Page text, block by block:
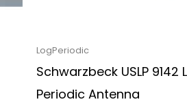
LogPeriodic
Schwarzbeck USLP 9142
Periodic Antenna